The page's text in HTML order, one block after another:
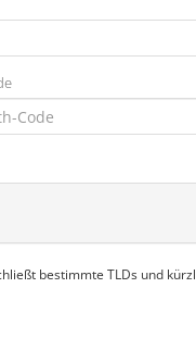
bestimmte TLDs und